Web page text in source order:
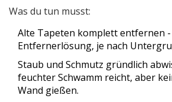
Was du tun musst:
Alte Tapeten komplett entfernen
Entfernerlösung, je nach
Staub und Schmutz gründlich
feuchter Schwamm reicht, aber
Wand gießen.